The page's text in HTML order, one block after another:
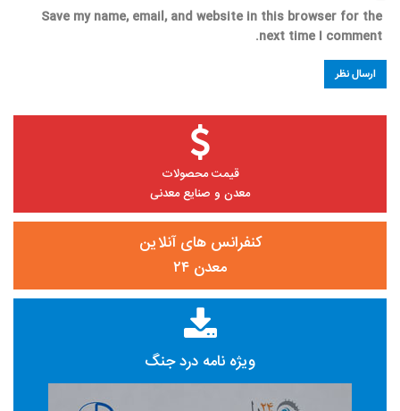
Save my name, email, and website in this browser for the
next time I comment.
قیمت محصولات
معدن و صنایع معدنی
کنفرانس های آنلاین
معدن ۲۴
ویژه نامه درد جنگ